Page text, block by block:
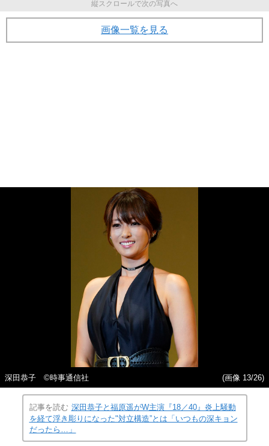
縦スクロールで次の写真へ
画像一覧を見る
深田恭子 ©️時事通信社 (画像 13/26)
記事を読む 深田恭子と福原遥がW主演『18／40』炎上騒動
を経て浮き彫りになった"対立構造”とは「いつもの深キョン
だったら…」